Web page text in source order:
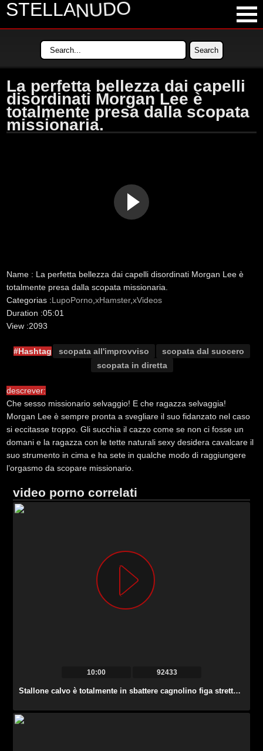
STELLANUDO
LATEST VIDEOS
LONGEST VIDEOS
POPULAR VIDEOS
La perfetta bellezza dai capelli
disordinati Morgan Lee è
totalmente presa dalla scopata
missionaria.
Name : La perfetta bellezza dai capelli disordinati Morgan Lee è
totalmente presa dalla scopata missionaria.
Categorias :LupoPorno ,xHamster,xVideos
Duration :05:01
View :2093
#Hashtag scopata all'improvviso
scopata dal suocero
scopata in diretta
descrever:
Che sesso missionario selvaggio! E che ragazza selvaggia!
Morgan Lee è sempre pronta a svegliare il suo fidanzato nel caso
si eccitasse troppo. Gli succhia il cazzo come se non ci fosse un
domani e la ragazza con le tette naturali sexy desidera cavalcare il
suo strumento in cima e ha sete in qualche modo di raggiungere
l’orgasmo da scopare missionario.
video porno correlati
10:00 92433
Stallone calvo è totalmente in sbattere cagnolino figa stretta di Jenny Smart.